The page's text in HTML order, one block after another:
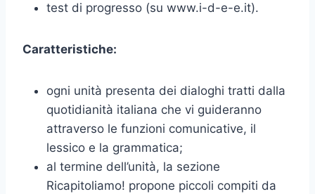
test di progresso (su www.i-d-e-e.it).
Caratteristiche:
ogni unità presenta dei dialoghi tratti dalla
quotidianità italiana che vi guideranno
attraverso le funzioni comunicative, il
lessico e la grammatica;
al termine dell’unità, la sezione
Ricapitoliamo! propone piccoli compiti da